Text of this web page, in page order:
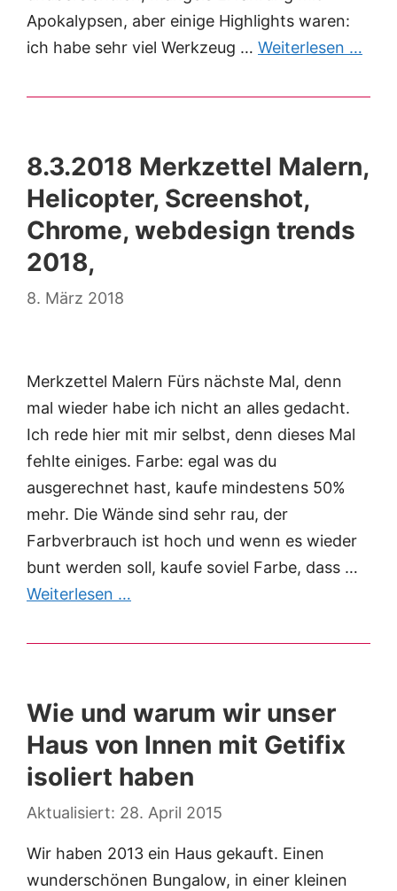
Apokalypsen, aber einige Highlights waren:
ich habe sehr viel Werkzeug … Weiterlesen …
8.3.2018 Merkzettel Malern,
Helicopter, Screenshot,
Chrome, webdesign trends
2018,
8. März 2018
Merkzettel Malern Fürs nächste Mal, denn
mal wieder habe ich nicht an alles gedacht.
Ich rede hier mit mir selbst, denn dieses Mal
fehlte einiges. Farbe: egal was du
ausgerechnet hast, kaufe mindestens 50%
mehr. Die Wände sind sehr rau, der
Farbverbrauch ist hoch und wenn es wieder
bunt werden soll, kaufe soviel Farbe, dass …
Weiterlesen …
Wie und warum wir unser
Haus von Innen mit Getifix
isoliert haben
28. April 2015
Wir haben 2013 ein Haus gekauft. Einen
wunderschönen Bungalow, in einer kleinen